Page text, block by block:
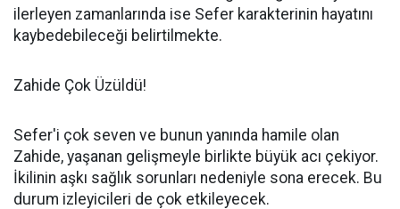
ilerleyen zamanlarında ise Sefer karakterinin hayatını
kaybedebileceği belirtilmekte.
Zahide Çok Üzüldü!
Sefer'i çok seven ve bunun yanında hamile olan
Zahide, yaşanan gelişmeyle birlikte büyük acı çekiyor.
İkilinin aşkı sağlık sorunları nedeniyle sona erecek. Bu
durum izleyicileri de çok etkileyecek.